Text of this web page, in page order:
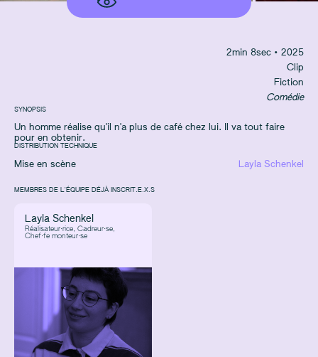
SYNOPSIS
Un homme réalise qu'il n'a plus de café chez lui. Il va tout faire
pour en obtenir.
2min 8sec • 2025
Clip
Fiction
Comédie
DISTRIBUTION TECHNIQUE
Mise en scène Layla Schenkel
MEMBRES DE L'ÉQUIPE DÉJÀ INSCRIT.E.X.S
Layla Schenkel
Réalisateur·rice, Cadreur·se,
Chef·fe monteur·se